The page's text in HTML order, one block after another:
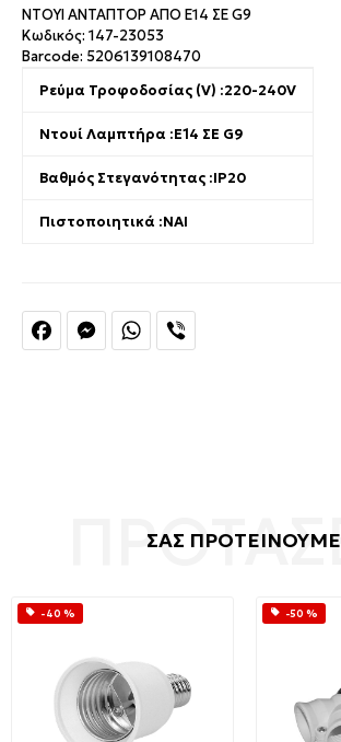
FacebookMessengerWhatsApp
NTOYI ΑΝΤΑΠΤΟΡ ΑΠΟ Ε14 ΣΕ G9
Κωδικός: 147-23053
Barcode: 5206139108470
Ρεύμα Τροφοδοσίας (V) :220-240V
Ντουί Λαμπτήρα :Ε14 ΣΕ G9
Βαθμός Στεγανότητας :IP20
Πιστοποιητικά :ΝΑΙ
ΣΑΣ ΠΡΟΤΕΙΝΟΥΜΕ
-40 % -50 %